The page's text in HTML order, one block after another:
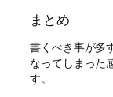
まとめ
書くべき事が多
なってしまった
す。